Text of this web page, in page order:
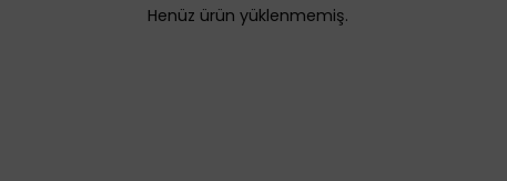
Henüz ürün yüklenmemiş.